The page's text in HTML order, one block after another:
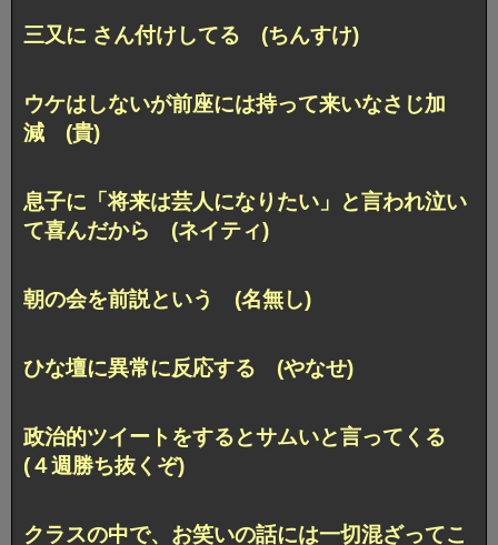
三又に さん付けしてる (ちんすけ)
ウケはしないが前座には持って来いなさじ加
減 (貴)
息子に「将来は芸人になりたい」と言われ泣い
て喜んだから (ネイティ)
朝の会を前説という (名無し)
ひな壇に異常に反応する (やなせ)
政治的ツイートをするとサムいと言ってくる
(４週勝ち抜くぞ)
クラスの中で、お笑いの話には一切混ざってこ